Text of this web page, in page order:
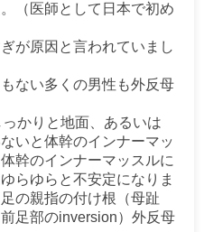
（医師として日本で初め
が原因と言われていまし
ない多くの男性も外反母
かりと地面、あるいは
いと体幹のインナーマッ
幹のインナーマッスルに
らゆらと不安定になりま
の親指の付け根（母趾
足部のinversion）外反母